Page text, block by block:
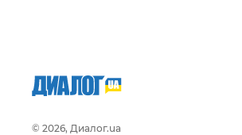
© 2026, Диалог.ua